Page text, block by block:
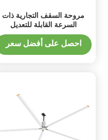
مروحة السقف التجارية ذات
السرعة القابلة للتعديل
للمستودعات مع عاكس KEWO
BRAND
احصل على أفضل سعر